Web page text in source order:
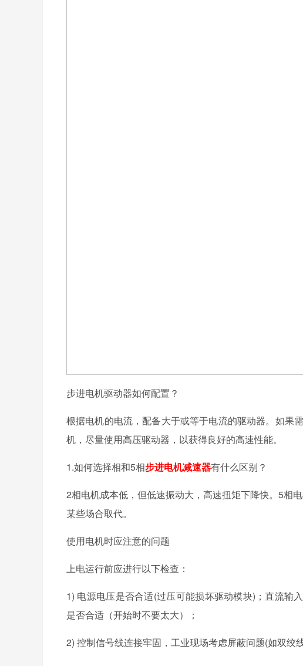
步进电机驱动器如何配置？
根据电机的电流，配备大于或等于电流的驱动器。如果
机，尽量使用高压驱动器，以获得良好的高速性能。
1.如何选择相和5相步进电机减速器有什么区别？
2相电机成本低，但低速振动大，高速扭矩下降快。5相
某些场合取代。
使用电机时应注意的问题
上电运行前应进行以下检查：
1) 电源电压是否合适(过压可能损坏驱动模块)；直流输
是否合适（开始时不要太大）；
2) 控制信号线连接牢固，工业现场考虑屏蔽问题(如双绞